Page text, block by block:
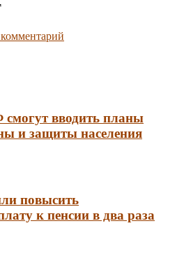
вводить планы
и защиты населения
повысить
к пенсии в два раза